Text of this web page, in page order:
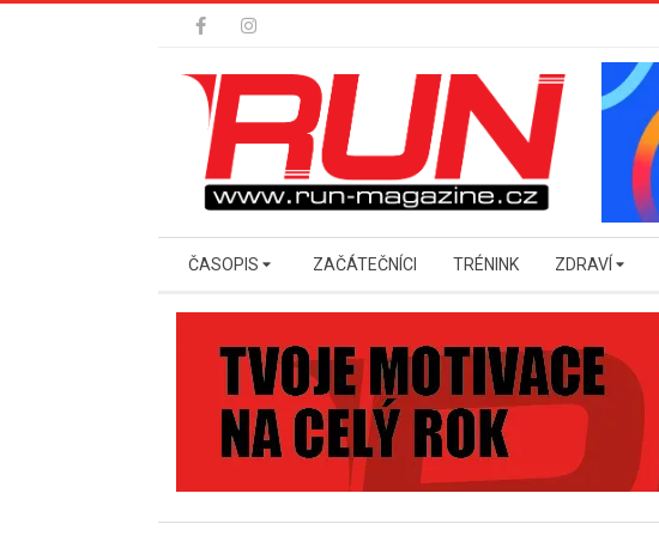
Secondary
Menu
ČASOPIS ZAČÁTEČNÍCI TRÉNINK ZDRAVÍ